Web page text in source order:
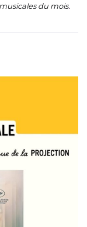
du mois.